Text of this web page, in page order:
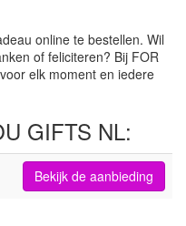
online te bestellen. Wil
of feliciteren? Bij FOR
elk moment en iedere
GIFTS NL:
Bekijk de aanbieding